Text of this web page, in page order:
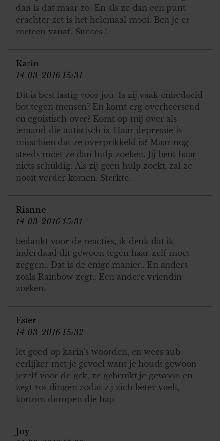
dan is dat maar zo. En als ze dan een punt
erachter zet is het helemaal mooi. Ben je er
meteen vanaf. Succes !
Karin
14-03-2016 15:31
Dit is best lastig voor jou. Is zij vaak onbedoeld
bot tegen mensen? En komt erg overheersend
en egoistisch over? Komt op mij over als
iemand die autistisch is. Haar depressie is
misschien dat ze overprikkeld is? Maar nog
steeds moet ze dan hulp zoeken. Jij bent haar
niets schuldig. Als zij geen hulp zoekt, zal ze
nooit verder komen. Sterkte.
Rianne
14-03-2016 15:31
bedankt voor de reacties, ik denk dat ik
inderdaad dit gewoon tegen haar zelf moet
zeggen.. Dat is de enige manier.. En anders
zoals Rainbow zegt.. Een andere vriendin
zoeken.
Ester
14-03-2016 15:32
let goed op karin's woorden, en wees aub
eerlijker met je gevoel want je houdt gewoon
jezelf voor de gek, ze gebruikt je gewoon en
zegt rot dingen zodat zij zich beter voelt,
kortom dumpen die hap
Joy